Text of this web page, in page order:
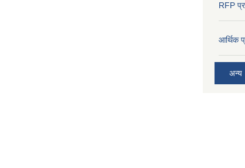
RFP
आर्थिक
अन्य